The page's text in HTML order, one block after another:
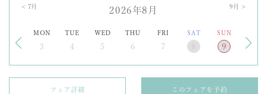
2026年8月
MON TUE WED THU FRI SAT SUN
3 4 5 6 7 9
9 月 >
< 7 月
フェア詳細 このフェアを予約